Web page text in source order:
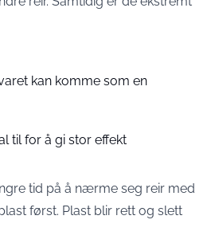
kan komme som en
til for å gi stor effekt
tid på å nærme seg reir med
først. Plast blir rett og slett